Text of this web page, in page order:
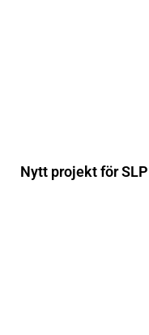
Nytt projekt för SLP